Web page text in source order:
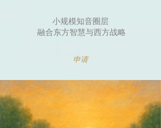
小规模知音圈层
融合东方智慧与西方战略
申请